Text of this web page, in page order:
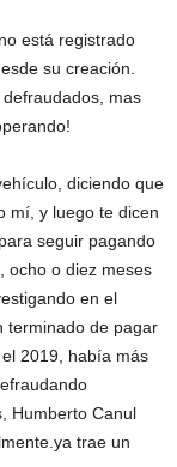
está registrado
su creación.
mas
diciendo que
mí, y luego te dicen
seguir pagando
ocho o diez meses
en el
terminado de pagar
2019, había más
Humberto Canul
trae un